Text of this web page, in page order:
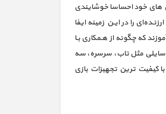
های خود احساسا خوشایندی
را‌ در‌ ایـن زمینه ایفا
که چگونه از هـمکاری بـا
مثل تاب، سرسره، سه
کیفیت ترین تجهیزات بازی